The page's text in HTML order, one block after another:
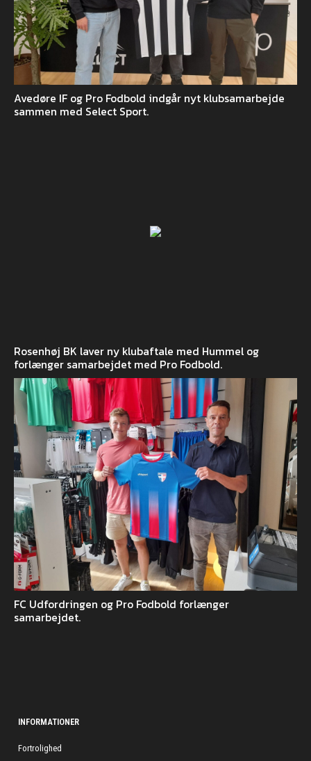
Avedøre IF og Pro Fodbold indgår nyt klubsamarbejde
sammen med Select Sport.
Rosenhøj BK laver ny klubaftale med Hummel og
forlænger samarbejdet med Pro Fodbold.
FC Udfordringen og Pro Fodbold forlænger
samarbejdet.
INFORMATIONER
Fortrolighed